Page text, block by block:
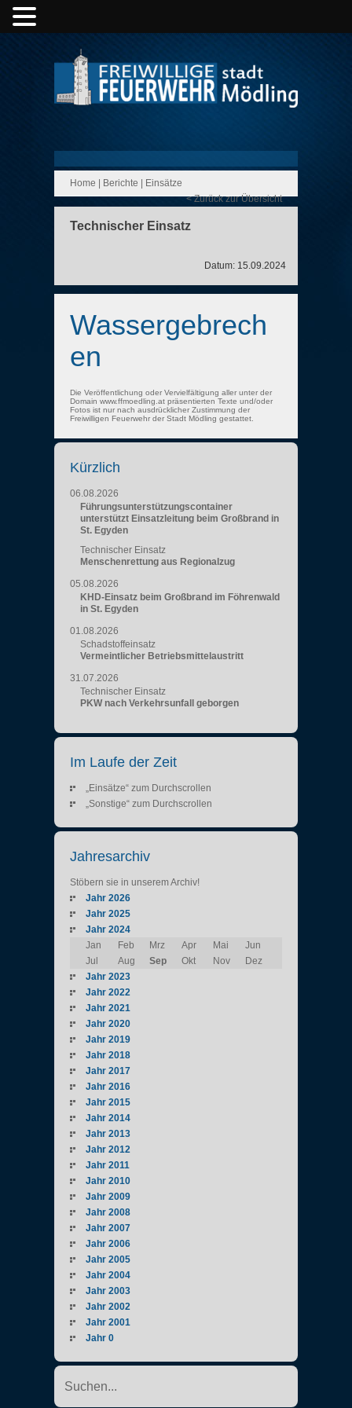
Home Berichte
Einsätze
< Zurück zur Übersicht
Technischer Einsatz
Datum: 15.09.2024
Wassergebrech
en
Die Veröffentlichung oder Vervielfältigung aller unter der
Domain www.ffmoedling.at präsentierten Texte und/oder
Fotos ist nur nach ausdrücklicher Zustimmung der
Freiwilligen Feuerwehr der Stadt Mödling gestattet.
Kürzlich
06.08.2026
Führungsunterstützungscontainer
unterstützt Einsatzleitung beim Großbrand in
St. Egyden
Technischer Einsatz
Menschenrettung aus Regionalzug
05.08.2026
KHD-Einsatz beim Großbrand im Föhrenwald
in St. Egyden
01.08.2026
Schadstoffeinsatz
Vermeintlicher Betriebsmittelaustritt
31.07.2026
Technischer Einsatz
PKW nach Verkehrsunfall geborgen
Im Laufe der Zeit
„Einsätze“ zum Durchscrollen
„Sonstige“ zum Durchscrollen
Jahresarchiv
Stöbern sie in unserem Archiv!
Jahr 2026
Jahr 2025
Jahr 2024
Jan
Feb Mrz Apr Mai
Jun
Jul
Aug Sep Okt Nov
Dez
Jahr 2023
Jahr 2022
Jahr 2021
Jahr 2020
Jahr 2019
Jahr 2018
Jahr 2017
Jahr 2016
Jahr 2015
Jahr 2014
Jahr 2013
Jahr 2012
Jahr 2011
Jahr 2010
Jahr 2009
Jahr 2008
Jahr 2007
Jahr 2006
Jahr 2005
Jahr 2004
Jahr 2003
Jahr 2002
Jahr 2001
Jahr 0